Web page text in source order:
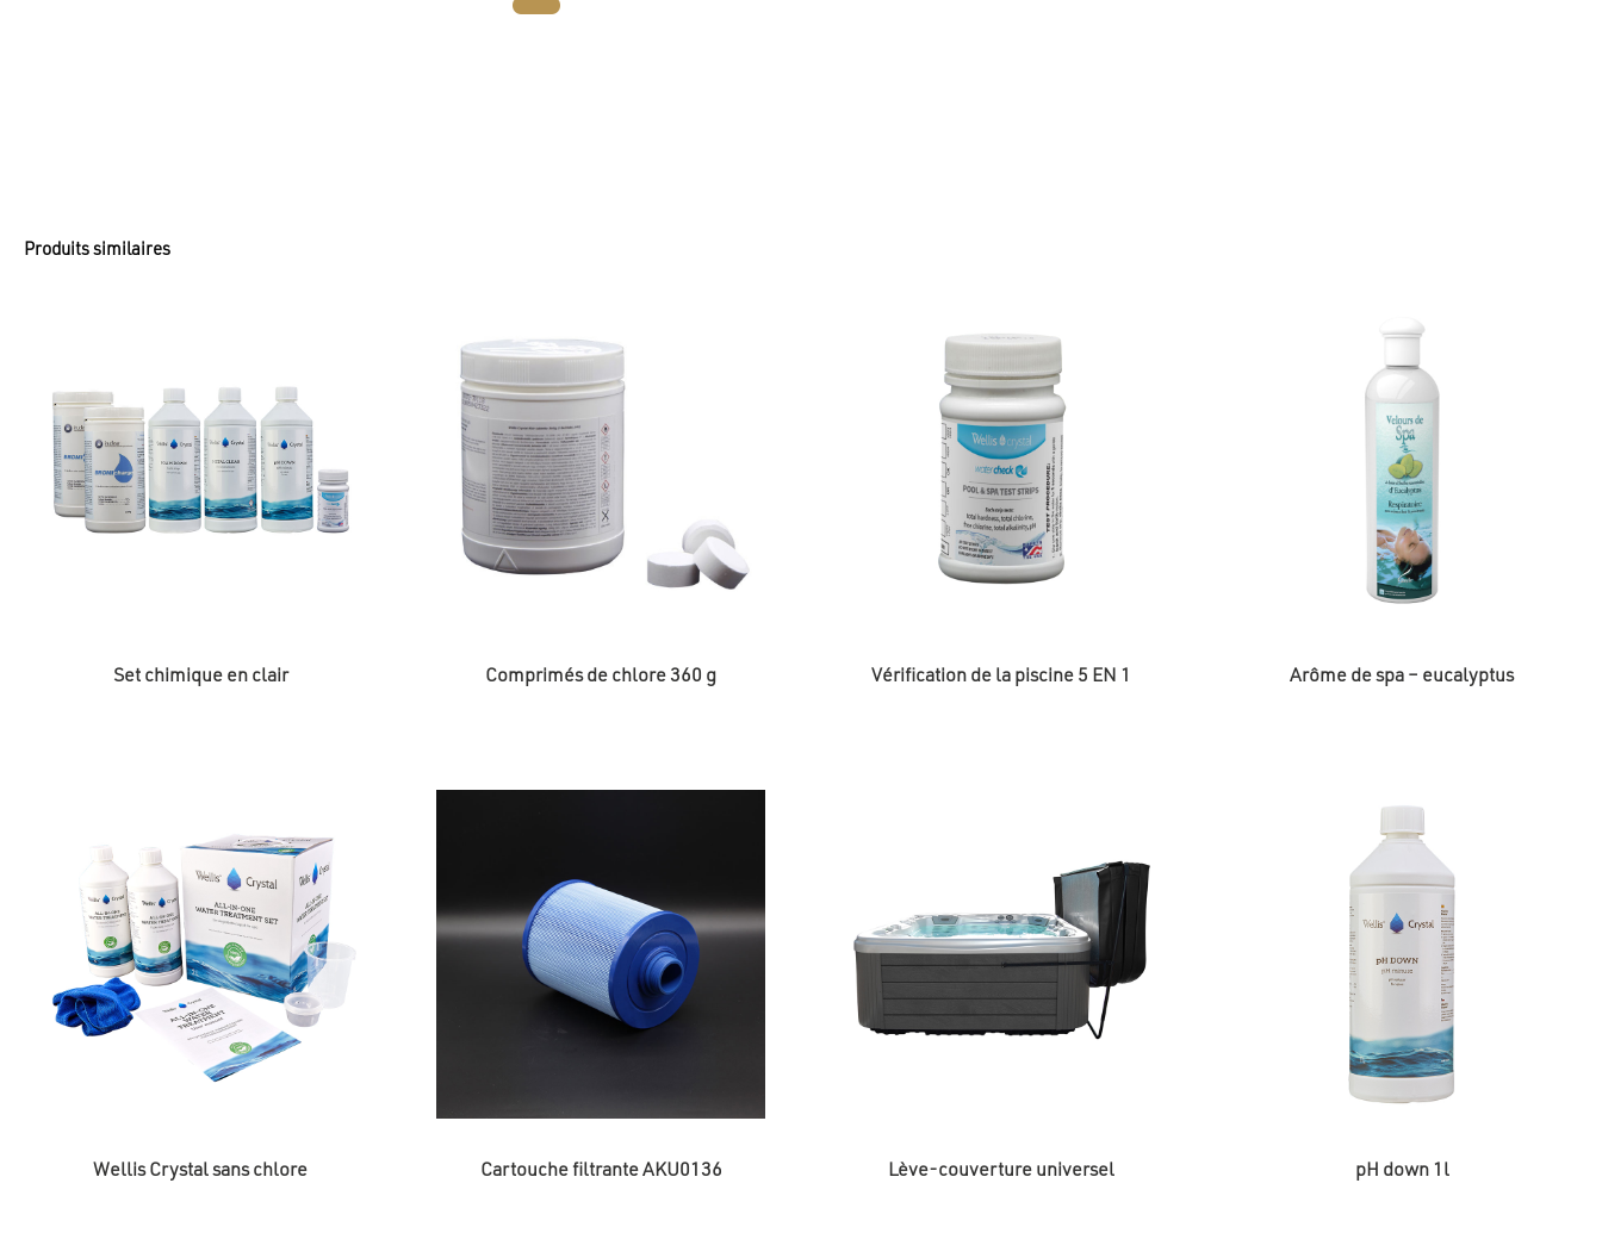
Produits similaires
Set chimique en clair Comprimés de chlore 360 g Vérification de la piscine 5 EN 1 Arôme de spa – eucalyptus
Wellis Crystal sans chlore Cartouche filtrante AKU0136 Lève-couverture universel pH down 1l